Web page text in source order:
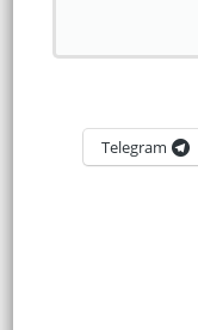
Telegram